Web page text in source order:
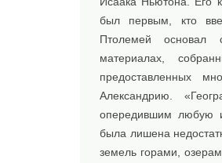
был первым, кто
Птолемей основал
материалах,
предоставленных
Александрию.
опередившим любую
была лишена
земель горами,